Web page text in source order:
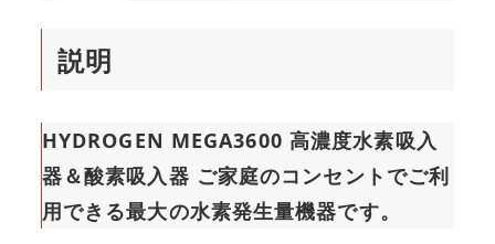
入
＆
酸
素
吸
説明
HYDROGEN MEGA3600 高濃度水素吸入
器＆酸素吸入器 ご家庭のコンセントでご利
用できる最大の水素発生量機器です。